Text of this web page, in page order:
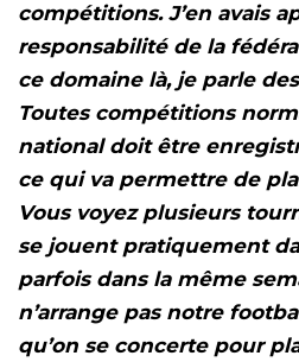
compétitions. J’en avais
responsabilité de la
ce domaine là, je parle
Toutes compétitions
national doit être
ce qui va permettre de
Vous voyez plusieurs
se jouent pratiquement
parfois dans la même
n’arrange pas notre
qu’on se concerte pour